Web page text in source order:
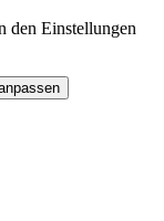
den Einstellungen